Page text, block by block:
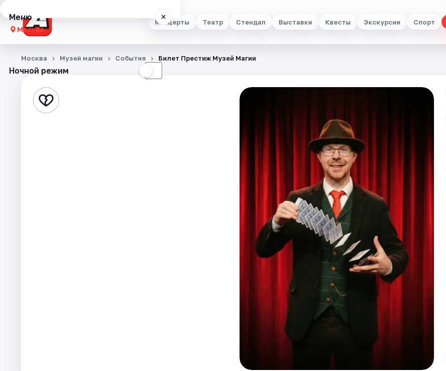
Концерты Театр Стендап Выставки Квесты Экскурсии Спорт
Меню ×
Москва
Концерты
Стендап
Ночной режим ☾
Москва Музей магии События Билет Престиж Музей Магии